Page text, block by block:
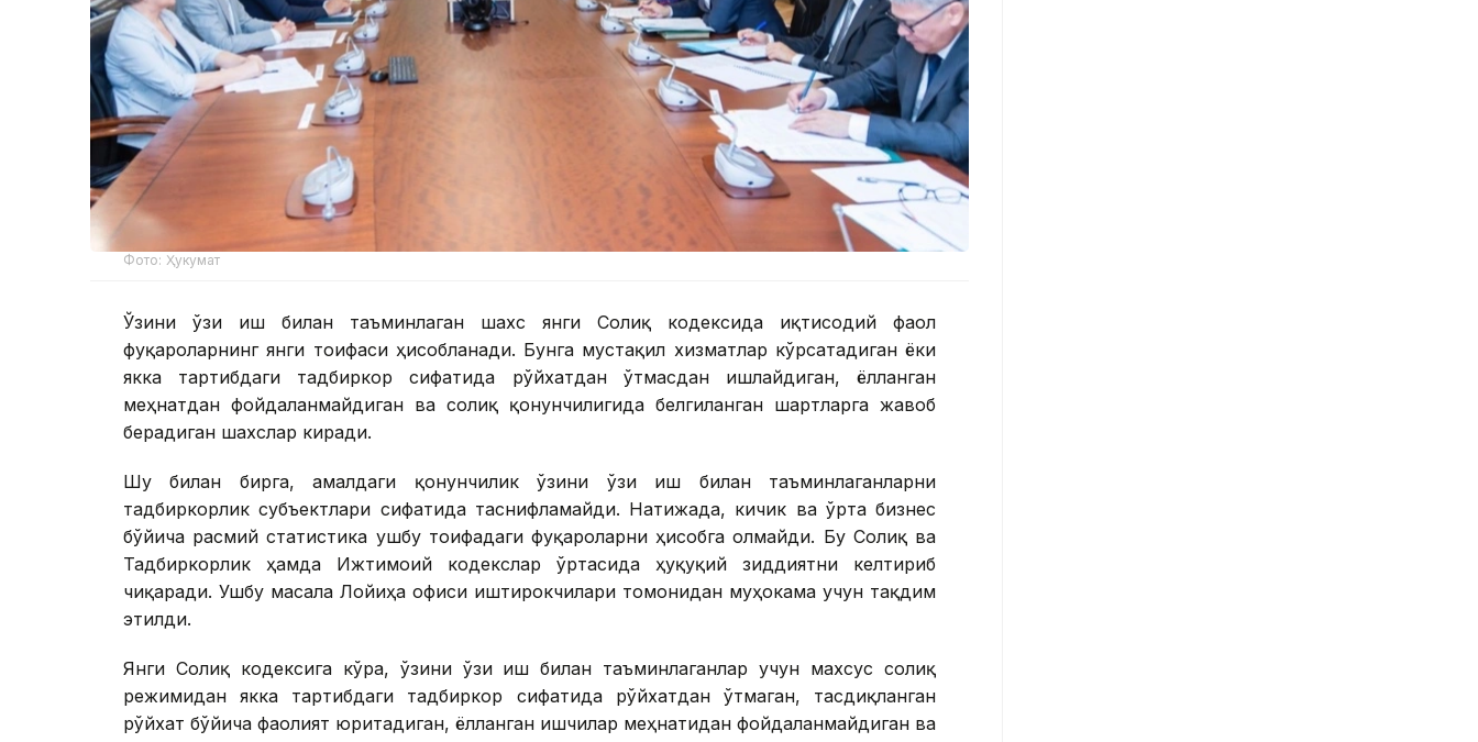
Фото: Ҳукумат
Ўзини ўзи иш билан таъминлаган шахс янги Солиқ кодексида иқтисодий фаол
фуқароларнинг янги тоифаси ҳисобланади. Бунга мустақил хизматлар кўрсатадиган ёки
якка тартибдаги тадбиркор сифатида рўйхатдан ўтмасдан ишлайдиган, ёлланган
меҳнатдан фойдаланмайдиган ва солиқ қонунчилигида белгиланган шартларга жавоб
берадиган шахслар киради.
Шу билан бирга, амалдаги қонунчилик ўзини ўзи иш билан таъминлаганларни
тадбиркорлик субъектлари сифатида таснифламайди. Натижада, кичик ва ўрта бизнес
бўйича расмий статистика ушбу тоифадаги фуқароларни ҳисобга олмайди. Бу Солиқ ва
Тадбиркорлик ҳамда Ижтимоий кодекслар ўртасида ҳуқуқий зиддиятни келтириб
чиқаради. Ушбу масала Лойиҳа офиси иштирокчилари томонидан муҳокама учун тақдим
этилди.
Янги Солиқ кодексига кўра, ўзини ўзи иш билан таъминлаганлар учун махсус солиқ
режимидан якка тартибдаги тадбиркор сифатида рўйхатдан ўтмаган, тасдиқланган
рўйхат бўйича фаолият юритадиган, ёлланган ишчилар меҳнатидан фойдаланмайдиган ва